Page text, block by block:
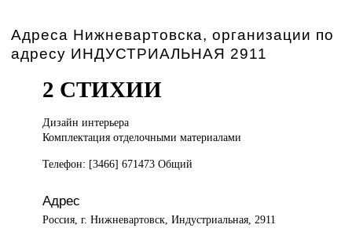
Адреса Нижневартовска, организации по
адресу ИНДУСТРИАЛЬНАЯ 2911
2 СТИХИИ
Дизайн интерьера
Комплектация отделочными материалами
Телефон: [3466] 671473 Общий
Адрес
Россия, г. Нижневартовск, Индустриальная, 2911